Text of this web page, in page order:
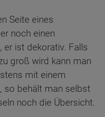
Seite eines
noch einen
er ist dekorativ. Falls
groß wird kann man
mit einem
so behält man selbst
noch die Übersicht.